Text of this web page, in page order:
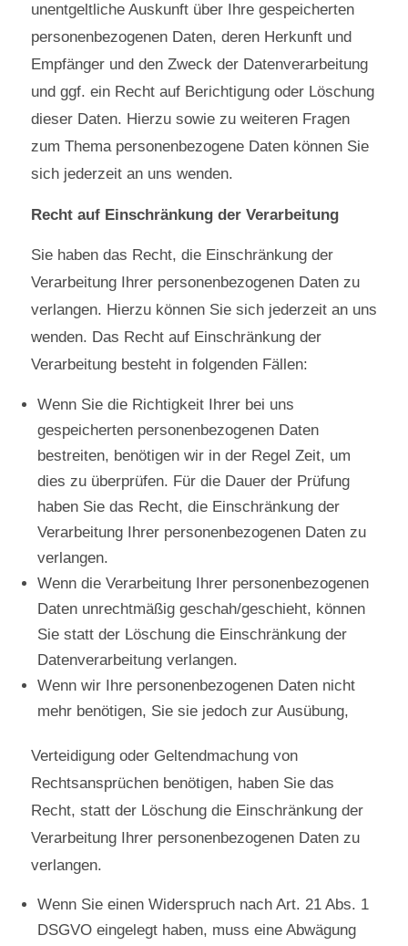
unentgeltliche Auskunft über Ihre gespeicherten
personenbezogenen Daten, deren Herkunft und
Empfänger und den Zweck der Datenverarbeitung
und ggf. ein Recht auf Berichtigung oder Löschung
dieser Daten. Hierzu sowie zu weiteren Fragen
zum Thema personenbezogene Daten können Sie
sich jederzeit an uns wenden.
Recht auf Einschränkung der Verarbeitung
Sie haben das Recht, die Einschränkung der
Verarbeitung Ihrer personenbezogenen Daten zu
verlangen. Hierzu können Sie sich jederzeit an uns
wenden. Das Recht auf Einschränkung der
Verarbeitung besteht in folgenden Fällen:
Wenn Sie die Richtigkeit Ihrer bei uns
gespeicherten personenbezogenen Daten
bestreiten, benötigen wir in der Regel Zeit, um
dies zu überprüfen. Für die Dauer der Prüfung
haben Sie das Recht, die Einschränkung der
Verarbeitung Ihrer personenbezogenen Daten zu
verlangen.
Wenn die Verarbeitung Ihrer personenbezogenen
Daten unrechtmäßig geschah/geschieht, können
Sie statt der Löschung die Einschränkung der
Datenverarbeitung verlangen.
Wenn wir Ihre personenbezogenen Daten nicht
mehr benötigen, Sie sie jedoch zur Ausübung,
Verteidigung oder Geltendmachung von
Rechtsansprüchen benötigen, haben Sie das
Recht, statt der Löschung die Einschränkung der
Verarbeitung Ihrer personenbezogenen Daten zu
verlangen.
Wenn Sie einen Widerspruch nach Art. 21 Abs. 1
DSGVO eingelegt haben, muss eine Abwägung